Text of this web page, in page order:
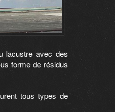
lacustre avec des
forme de résidus
tous types de